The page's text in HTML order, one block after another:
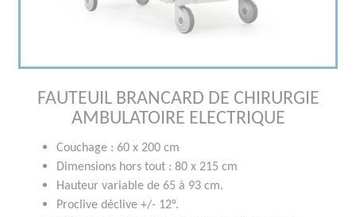
FAUTEUIL BRANCARD DE CHIRURGIE
AMBULATOIRE ELECTRIQUE
Couchage : 60 x 200 cm
Dimensions hors tout : 80 x 215 cm
Hauteur variable de 65 à 93 cm.
Proclive déclive +/- 12°.